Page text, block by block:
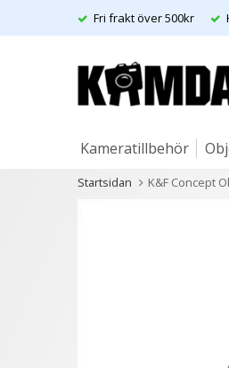
Fri frakt över 500kr
Kameratillbehör
Artiklar
Startsidan K&F Concept